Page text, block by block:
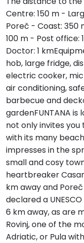
Centre: 150 m -
Poreč - Coast: 350
100 m - Post office:
Doctor: 1
hob, large fridge,
electric cooker,
air conditioning,
barbecue and
gardenFUNTANA
not only invites you
with its many
impresses in the
small and cosy
heartbreaker
km away and
declared a
6 km away, as are
Rovinj, one of the
Adriatic, or Pula